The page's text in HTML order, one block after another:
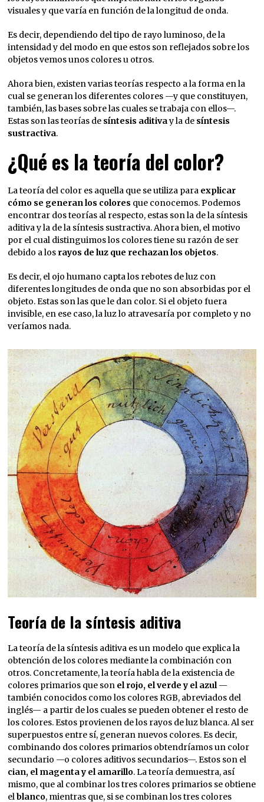
visuales y que varía en función de la longitud de onda.
Es decir, dependiendo del tipo de rayo luminoso, de la
intensidad y del modo en que estos son reflejados sobre los
objetos vemos unos colores u otros.
Ahora bien, existen varias teorías respecto a la forma en la
cual se generan los diferentes colores —y que constituyen,
también, las bases sobre las cuales se trabaja con ellos—.
Estas son las teorías de síntesis aditivay la de síntesis
sustractiva.
¿Qué es la teoría del color?
La teoría del color es aquella que se utiliza para explicar
cómo se generan los colores que conocemos. Podemos
encontrar dos teorías al respecto, estas son la de la síntesis
aditiva y la de la síntesis sustractiva. Ahora bien, el motivo
por el cual distinguimos los colores tiene su razón de ser
debido a los rayos de luz que rechazan los objetos.
Es decir, el ojo humano capta los rebotes de luz con
diferentes longitudes de onda que no son absorbidas por el
objeto. Estas son las que le dan color. Si el objeto fuera
invisible, en ese caso, la luz lo atravesaría por completo y no
veríamos nada.
Teoría de la síntesis aditiva
La teoría de la síntesis aditiva es un modelo que explica la
obtención de los colores mediante la combinación con
otros. Concretamente, la teoría habla de la existencia de
colores primarios que son el rojo, el verde y el azul—
también conocidos como los colores RGB, abreviados del
inglés— a partir de los cuales se pueden obtener el resto de
los colores. Estos provienen de los rayos de luz blanca. Al ser
superpuestos entre sí, generan nuevos colores. Es decir,
combinando dos colores primarios obtendríamos un color
secundario —o colores aditivos secundarios—. Estos son el
cian, el magenta y el amarillo. La teoría demuestra, así
mismo, que al combinar los tres colores primarios se obtiene
elblanco, mientras que, si se combinan los tres colores